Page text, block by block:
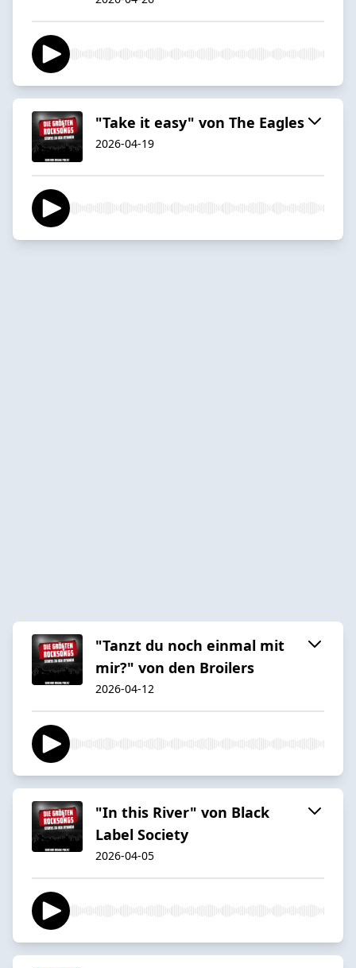
"Take it easy" von The Eagles
2026-04-19
"Tanzt du noch einmal mit
mir?" von den Broilers
2026-04-12
"In this River" von Black
Label Society
2026-04-05